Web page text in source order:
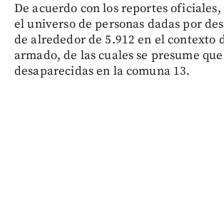
De acuerdo con los reportes
el universo de personas dadas por
de alrededor de 5.912 en el contexto
armado, de las cuales se presume
desaparecidas en la comuna 13.